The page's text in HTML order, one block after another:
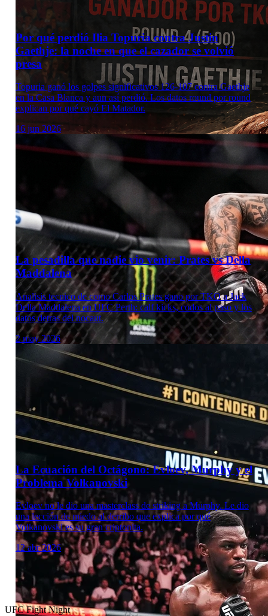
Laboratorio Técnico
Por qué perdió Ilia Topuria contra Justin
Gaethje: la noche en que el cazador se volvió
presa
Topuria ganó los golpes significativos 126-107 contra Gaethje
en la Casa Blanca y aun así perdió. Los datos round por round
explican por qué cayó El Matador.
16 jun 2026
La pesadilla que nadie vio venir: Prates vs Della
Maddalena
Analisis tecnico de como Carlos Prates gano por TKO a Jack
Della Maddalena en UFC Perth: calf kicks, codos al paso y los
datos detras del nocaut.
2 may 2026
La Ecuación del Octágono: Evloev, Murphy y el
Problema Volkanovski
Evloev no le dio una masterclass de striking a Murphy. Le dio
una lección de miedo al derribo que explica por qué
Volkanovski es su gran criptonita.
12 abr 2026
UFC Fight Night